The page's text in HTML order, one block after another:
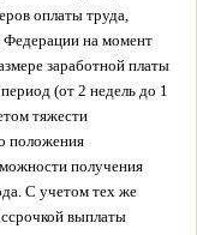
оплаты труда,
Федерации на момент
заработной платы
(от 2 недель до 1
тяжести
положения
получения
С учетом тех же
выплаты